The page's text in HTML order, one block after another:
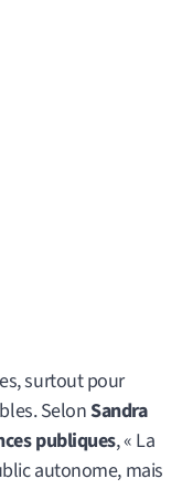
surtout pour
SelonSandra
publiques, « La
autonome, mais